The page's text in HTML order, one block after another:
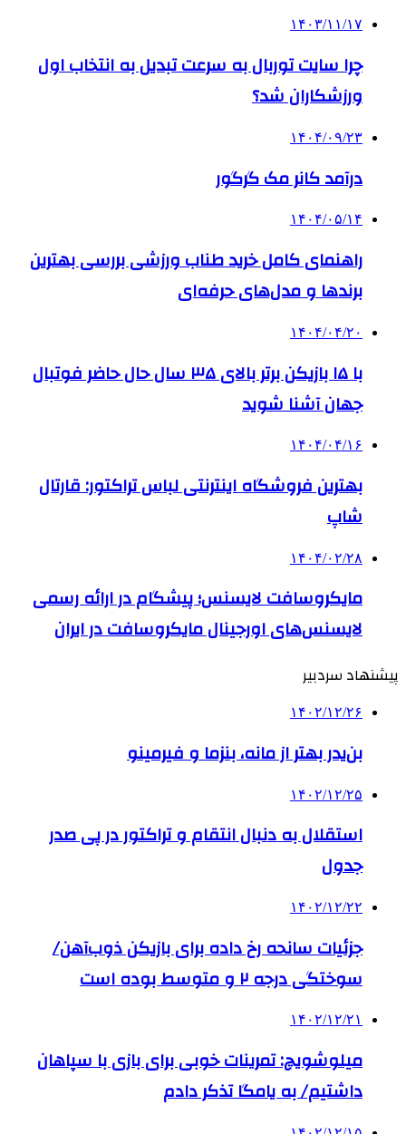
۱۴۰۳/۱۱/۱۷
چرا سایت توربال به ‌سرعت تبدیل به انتخاب اول
ورزشکاران شد؟
۱۴۰۴/۰۹/۲۳
درآمد کانر مک گرگور
۱۴۰۴/۰۵/۱۴
راهنمای کامل خرید طناب ورزشی بررسی بهترین
برندها و مدل‌های حرفه‌ای
۱۴۰۴/۰۴/۲۰
با ۱۵ بازیکن برتر بالای ۳۵ سال حال حاضر فوتبال
جهان آشنا شوید
۱۴۰۴/۰۴/۱۶
بهترین فروشگاه اینترنتی لباس تراکتور: قارتال
شاپ
۱۴۰۴/۰۲/۲۸
مایکروسافت لایسنس؛ پیشگام در ارائه رسمی
لایسنس‌های اورجینال مایکروسافت در ایران
پیشنهاد سردبیر
۱۴۰۲/۱۲/۲۶
بن‌یدر بهتر از مانه، بنزما و فیرمینو
۱۴۰۲/۱۲/۲۵
استقلال به دنبال انتقام و تراکتور در پی صدر
جدول
۱۴۰۲/۱۲/۲۲
جزئیات سانحه رخ داده برای بازیکن ذوب‌آهن/
سوختگی درجه ۲ و متوسط بوده است
۱۴۰۲/۱۲/۲۱
میلوشویچ: تمرینات خوبی برای بازی با سپاهان
داشتیم/ به یامگا تذکر دادم